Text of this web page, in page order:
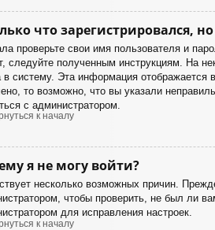
что зарегистрировался,
проверьте свои имя пользователя и
следуйте полученным инструкциям. На
в систему. Эта информация
то возможно, что вы указали
с администратором.
к началу
я не могу войти?
несколько возможных причин.
чтобы проверить, не был ли
для исправления настроек.
к началу